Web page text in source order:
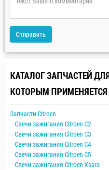
Отправить
КАТАЛОГ ЗАПЧАСТЕЙ
КОТОРЫМ ПРИМЕНЯЕТСЯ
Запчасти Citroen
Свечи зажигания Citroen C2
Свечи зажигания Citroen C3
Свечи зажигания Citroen C4
Свечи зажигания Citroen C5
Свечи зажигания Citroen Xsara